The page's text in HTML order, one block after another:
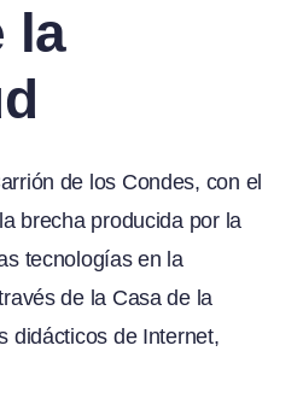
la
de los Condes, con el
brecha producida por la
tecnologías en la
de la Casa de la
didácticos de Internet,